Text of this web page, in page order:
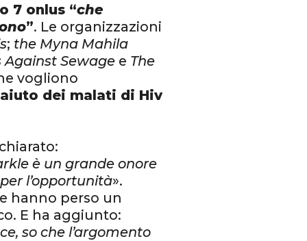
7 onlus “che
”. Le organizzazioni
; the Myna Mahila
Against Sewage e The
vogliono
aiuto dei malati di Hiv
è un grande onore
l’opportunità».
hanno perso un
E ha aggiunto:
so che l’argomento